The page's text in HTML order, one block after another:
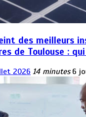
des meilleurs
de Toulouse :
2026 14 minutes 6